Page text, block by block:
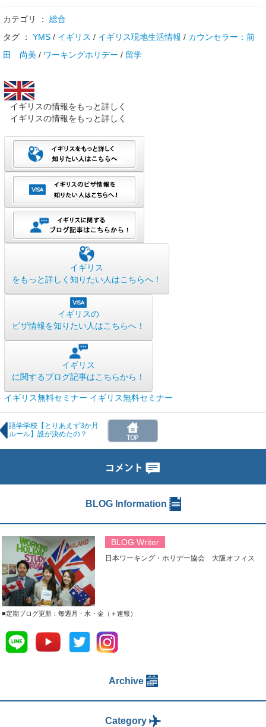
カテゴリ ： 総合
タグ ： YMS / イギリス / イギリス現地生活情報 / カウンセラー：前
田 尚美 / ワーキングホリデー / 留学
イギリスの情報をもっと詳しく
イギリスの情報をもっと詳しく
イギリス
をもっと詳しく知りたい人はこちらへ！
イギリスの
ビザ情報を知りたい人はこちらへ！
イギリス
に関するブログ記事はこちらから！
イギリス無料セミナー イギリス無料セミナー
語学学校【とりあえず3か月
ルール】誰が決めたの？
BLOG Information
BLOG Writer
日本ワーキング・ホリデー協会 大阪オフィス
■定期ブログ更新：毎週月・水・金（＋速報）
Archive
Category